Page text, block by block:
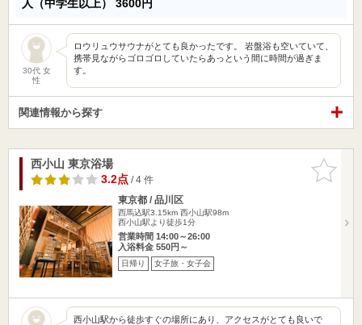
人（中学生以上） 3600円
30代 女
性
ロウリュウサウナがとても良かったです。 岩盤浴も空いていて、
携帯見ながらゴロゴロしていたらあっという間に時間が過ぎま
す。
関連情報から探す
お気に入
りに追加
西小山 東京浴場
3.2点/ 4 件
東京都 / 品川区
西馬込駅3.15km 西小山駅98m
西小山駅より徒歩1分
営業時間 14:00～26:00
入浴料金 550円～
日帰り 女子旅・女子会
西小山駅から徒歩すぐの場所にあり、アクセスがとても良いで